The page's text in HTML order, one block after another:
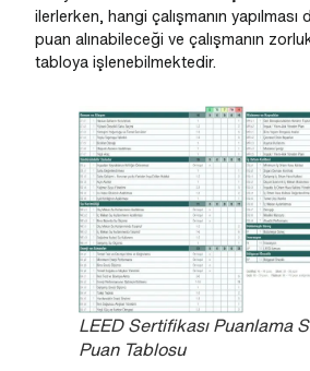
ilerlerken, hangi çalışmanın
puan alınabileceği ve çalışmanın
tabloya işlenebilmektedir.
LEED Sertifikası Puanlama
Puan Tablosu